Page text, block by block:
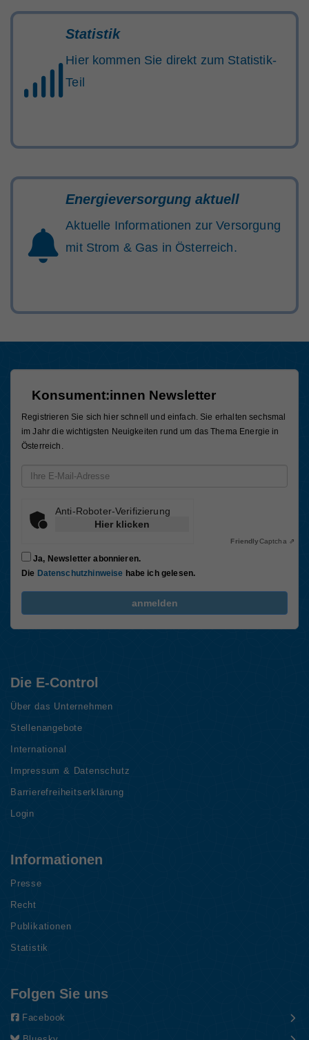
Statistik
Hier kommen Sie direkt zum Statistik-
Teil
Energieversorgung aktuell
Aktuelle Informationen zur Versorgung
mit Strom & Gas in Österreich.
Die E-Control
Über das Unternehmen
Stellenangebote
International
Impressum & Datenschutz
Barrierefreiheitserklärung
Login
Informationen
Presse
Recht
Publikationen
Statistik
Folgen Sie uns
Facebook
Konsument:innen Newsletter
Registrieren Sie sich hier schnell und einfach. Sie erhalten sechsmal
im Jahr die wichtigsten Neuigkeiten rund um das Thema Energie in
Österreich.
Email-Adresse
Anti-Roboter-Verifizierung
Hier klicken
FriendlyCaptcha ⇗
Ja, Newsletter abonnieren.
Die Datenschutzhinweise habe ich gelesen.
FriendlyCaptcha Checkbox (keine Interaktion)
anmelden